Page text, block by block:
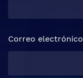
Correo electrónico